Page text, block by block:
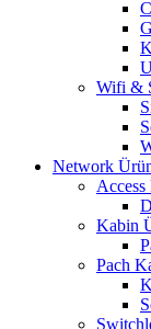
Wifi &
Network
Access
Kabin
Pach